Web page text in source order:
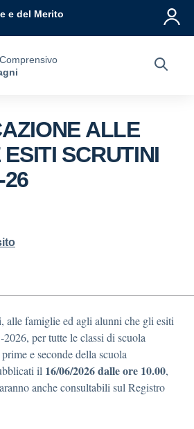
e del Merito
ALLE
SCRUTINI
26
alle famiglie ed agli alunni che gli esiti
per tutte le classi di scuola
e seconde della scuola
il 16/06/2026 dalle ore 10.00,
anche consultabili sul Registro